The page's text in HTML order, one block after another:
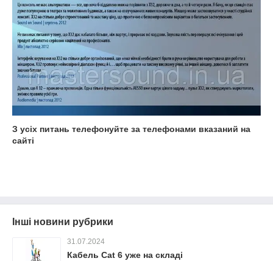
З усіх питань телефонуйте за телефонами вказаний на
сайті
Інші новини рубрики
31.07.2024
Кабель Cat 6 уже на складі